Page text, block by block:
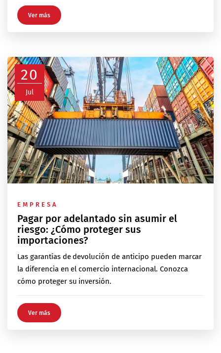
Ver más
20
Jul
EMPRESA
Pagar por adelantado sin asumir el
riesgo: ¿Cómo proteger sus
importaciones?
Las garantías de devolución de anticipo pueden marcar
la diferencia en el comercio internacional. Conozca
cómo proteger su inversión.
Ver más